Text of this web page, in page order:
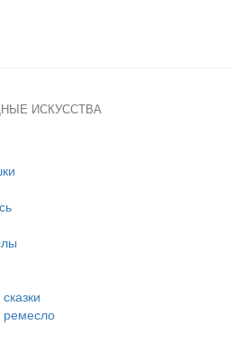
ИСКУССТВА
ремесло